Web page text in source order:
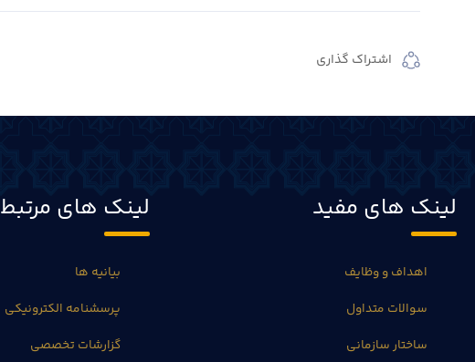
اشتراک گذاری
لینک های مفید
اهداف و وظایف
سوالات متداول
ساختار سازمانی
لینک های مرتبط
بیانیه ها
پرسشنامه الکترونیکی
گزارشات تخصصی